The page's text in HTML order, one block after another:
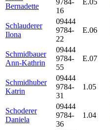
Bernadette
9784-
16
E.05
Schlauderer
Ilona
09444
9784-
22
E.06
Schmidbauer
Ann-Kathrin
09444
9784-
55
E.07
Schmidhuber
Katrin
09444
9784-
31
1.05
Schoderer
Daniela
09444
9784-
36
1.04